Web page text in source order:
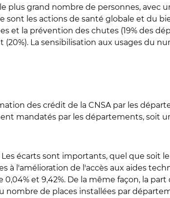
grand nombre de personnes, avec
les actions de santé globale et du
la prévention des chutes (19% des
La sensibilisation aux usages du
des crédit de la CNSA par les
mandatés par les départements, soit
écarts sont importants, quel que soit
à l'amélioration de l'accès aux aides
et 9,42%. De la même façon, la
de places installées par